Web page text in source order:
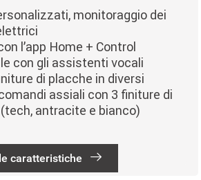
monitoraggio dei
l’app Home + Control
con gli assistenti vocali
di placche in diversi
assiali con 3 finiture di
antracite e bianco)
caratteristiche